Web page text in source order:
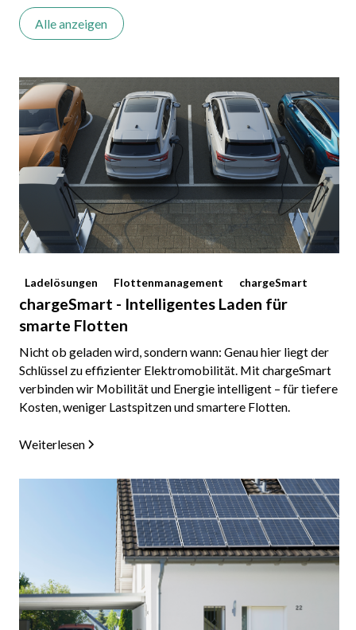
Alle anzeigen
Ladelösungen Flottenmanagement chargeSmart
chargeSmart - Intelligentes Laden für
smarte Flotten
Nicht ob geladen wird, sondern wann: Genau hier liegt der
Schlüssel zu effizienter Elektromobilität. Mit chargeSmart
verbinden wir Mobilität und Energie intelligent – für tiefere
Kosten, weniger Lastspitzen und smartere Flotten.
Weiterlesen